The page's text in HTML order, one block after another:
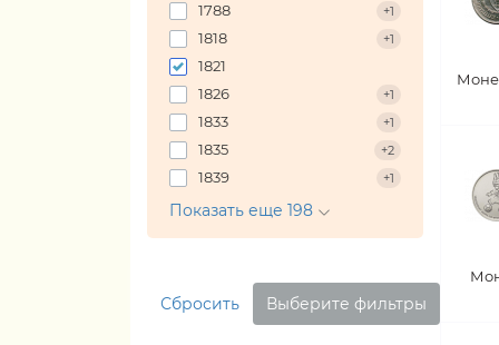
1788 +1
1818 +1
1821
1826
+1
1833 +1
1835 +2
1839 +1
Показать еще 198
Сбросить Выберите фильтры